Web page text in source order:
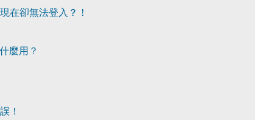
在卻無法登入？！
麼用？
！